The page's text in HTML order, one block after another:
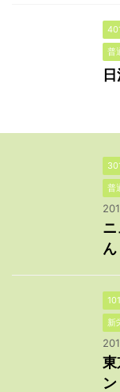
普
普
ん
新
東